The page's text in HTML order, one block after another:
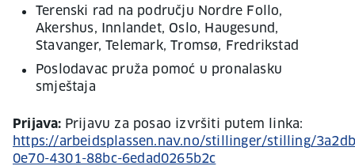
Terenski rad na području Nordre Follo,
Akershus, Innlandet, Oslo, Haugesund,
Stavanger, Telemark, Tromsø, Fredrikstad
Poslodavac pruža pomoć u pronalasku
smještaja
Prijava: Prijavu za posao izvršiti putem linka:
https://arbeidsplassen.nav.no/stillinger/stilling/
0e70-4301-88bc-6edad0265b2c